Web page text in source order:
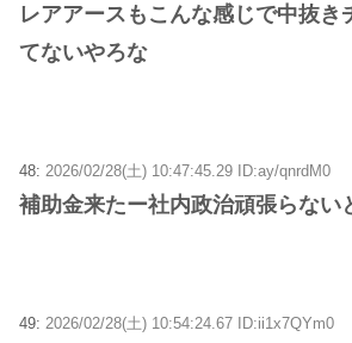
レアアースもこんな感じで中抜き
てないやろな
48: 2026/02/28(土) 10:47:45.29 ID:ay/qnrdM0
補助金来たー社内政治頑張らない
49: 2026/02/28(土) 10:54:24.67 ID:ii1x7QYm0